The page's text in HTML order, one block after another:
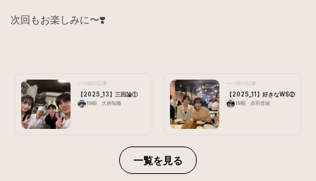
次回もお楽しみに〜❣️
一つ後の記事
【2025_13】三田論①
19期 大房知幾
一つ前の記事
【2025_11】好きなWS②
19期 赤羽音緒
一覧を見る